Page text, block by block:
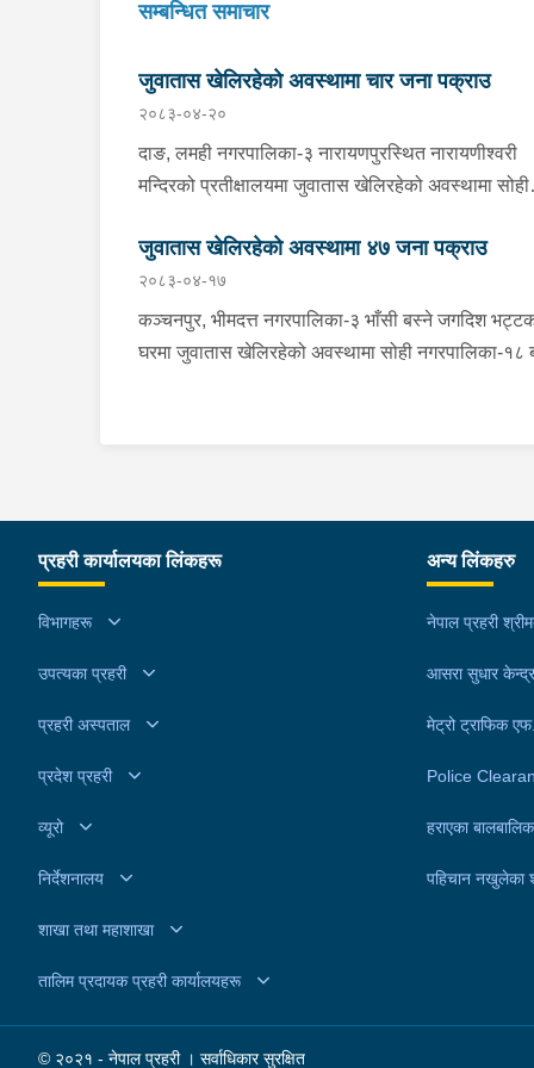
सम्बन्धित समाचार
जुवातास खेलिरहेको अवस्थामा चार जना पक्राउ
२०८३-०४-२०
दाङ, लमही नगरपालिका-३ नारायणपुरस्थित नारायणीश्वरी
मन्दिरको प्रतीक्षालयमा जुवातास खेलिरहेको अवस्थामा सोही
४ जनालाई मंगलबार साँझ प्रहरीले पक्राउ गरेको छ ।
प्रहरी पोष्ट नर्तीबाट खटिएको प्रहरीले उनीहरूलाई नगद ८९
हजार २३ रूपैयाँ सहित पक्राउ गरेको हो । यस सम्बन्धमा
प्रहरीले आवश्यक अनुसन्धान गरिरहेको छ ।
जुवातास खेलिरहेको अवस्थामा ४७ जना पक्राउ
२०८३-०४-१७
कञ्चनपुर, भीमदत्त नगरपालिका-३ भाँसी बस्ने जगदिश
घरमा जुवातास खेलिरहेको अवस्थामा सोही नगरपालिका-१८
३१ वर्षीय संजय पुनको कोठामा जुवातास खेलिरहेको अवस्थामा
संजय समेत ७ जनालाई शनिबार दिउँसो प्रहरीले पक्राउ
। प्रहरी वृत्त सातदोबाटोबाट खटिएको प्रहरीले उनीहरूलाई
हो । यसैगरी ललितपुर, ललितपुर महानगरपालिका-१४ सुम्निमा
सुबज राईले संचालन गरेको फर्निचर पसलमा जुवातास
अवस्थामा सुबज समेत २१ जनालाई शनिबार साँझ प्रहरीले
खटिएको प्रहरीले उनीहरूलाई नगद ६८ हजार ७ सय ६०
र ११ बुक तास सहित पक्राउ गरेको हो । चितवन, भरतपुर
भएका ३७ वर्षीय कमल बहादुर न्यौपानेले संचालन गरेको
११ जनालाई शनिबार साँझ प्रहरीले पक्राउ गरेको छ ।
प्रहरी कार्यालय चितवनबाट खटिएको प्रहरीले उनीहरूलाई
७१ हजार ५ सय १५ रूपैयाँ र ४ बुक तास सहित पक्राउ गरेको
प्रहरी कार्यालयका लिंकहरू
विभागहरू
उपत्यका प्रहरी
प्रहरी अस्पताल
प्रदेश प्रहरी
व्यूरो
निर्देशनालय
शाखा तथा महाशाखा
तालिम प्रदायक प्रहरी कार्यालयहरू
अन्य लिंकहरु
नेपाल प्रहरी
आसरा सुधार केन्द्र
मेट्रो ट्राफिक
Police
हराएका
पहिचान नखुलेका
© २०२१ - नेपाल प्रहरी । सर्वाधिकार सुरक्षित